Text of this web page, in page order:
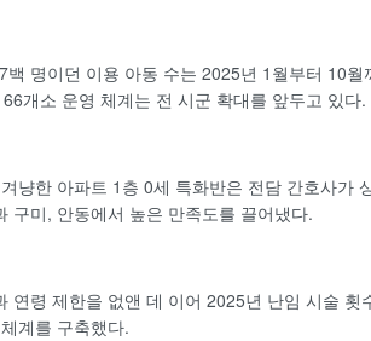
명이던 이용 아동 수는 2025년 1월부터 10
개소 운영 체계는 전 시군 확대를 앞두고 있다.
냥한 아파트 1층 0세 특화반은 전담 간호사가
구미, 안동에서 높은 만족도를 끌어냈다.
연령 제한을 없앤 데 이어 2025년 난임 시술 횟
계를 구축했다.